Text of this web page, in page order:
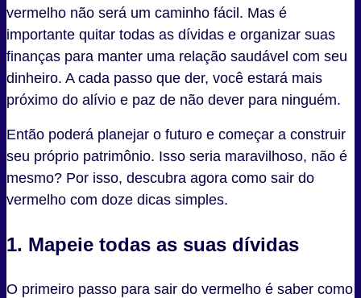
vermelho não será um caminho fácil. Mas é
importante quitar todas as dívidas e organizar suas
finanças para manter uma relação saudável com seu
dinheiro. A cada passo que der, você estará mais
próximo do alívio e paz de não dever para ninguém.
Então poderá planejar o futuro e começar a construir
seu próprio patrimônio. Isso seria maravilhoso, não é
mesmo? Por isso, descubra agora como sair do
vermelho com doze dicas simples.
1. Mapeie todas as suas dívidas
O primeiro passo para sair do vermelho é saber como